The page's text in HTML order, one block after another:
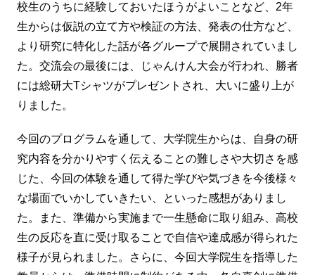
校生のうちに経験しておいたほうがよいことなど、2年
生からは仮説の立て方や検証の方法、発表の仕方など、
より研究に特化した話が各グループで展開されていまし
た。交流会の最後には、じゃんけん大会が行われ、勝者
には総研大Tシャツがプレゼントされ、大いに盛り上が
りました。
今回のプログラムを通して、大学院生からは、自身の研
究内容を分かりやすく伝えることの難しさや大切さを感
じた、今回の体験を通して得た学びや気づきを今後様々
な場面でいかしていきたい、といった感想がありまし
た。また、準備から実施まで一生懸命に取り組み、高校
生の反応を直に受け取ることで自信や達成感が得られた
様子が見られました。さらに、今回大学院生を指導した